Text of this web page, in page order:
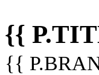
{{
{{